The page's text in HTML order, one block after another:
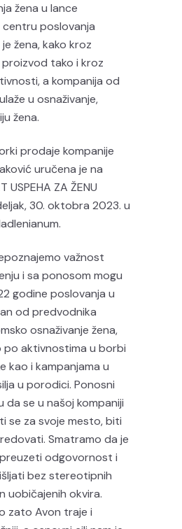
žena u lance
poslovanja
žena, kako kroz
tako i kroz
a kompanija od
u osnaživanje,
žena.
prodaje kompanije
uručena je na
USPEHA ZA ŽENU
30. oktobra 2023. u
važnost
i sa ponosom mogu
godine poslovanja u
od predvodnika
osnaživanje žena,
aktivnostima u borbi
kao i kampanjama u
u porodici. Ponosni
da se u našoj kompaniji
se za svoje mesto, biti
Smatramo da je
odgovornost i
bez stereotipnih
uobičajenih okvira.
zato Avon traje i